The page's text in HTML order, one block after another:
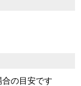
の目安です